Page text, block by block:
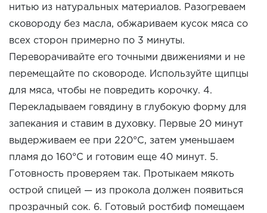
нитью из натуральных материалов. Разогреваем
сковороду без масла, обжариваем кусок мяса со
всех сторон примерно по 3 минуты.
Переворачивайте его точными движениями и не
перемещайте по сковороде. Используйте щипцы
для мяса, чтобы не повредить корочку. 4.
Перекладываем говядину в глубокую форму для
запекания и ставим в духовку. Первые 20 минут
выдерживаем ее при 220°C, затем уменьшаем
пламя до 160°C и готовим еще 40 минут. 5.
Готовность проверяем так. Протыкаем мякоть
острой спицей — из прокола должен появиться
прозрачный сок. 6. Готовый ростбиф помещаем